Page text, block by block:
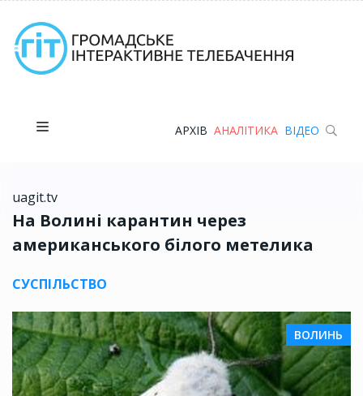
АРХІВ АНАЛІТИКА ВІДЕО
uagit.tv
На Волині карантин через
американського білого метелика
СУСПІЛЬСТВО
ВОЛИНЬ